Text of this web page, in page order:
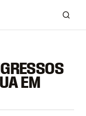
EM